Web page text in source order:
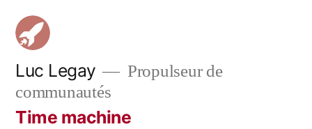
Aller
contenu
Luc Legay
Propulseur de
communautés
Time machine